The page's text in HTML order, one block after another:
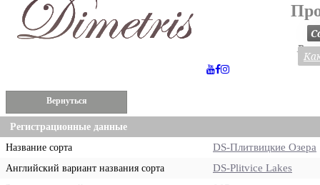
Вернуться
Регистрационные данные
Название сорта
DS-Плитвицкие Озера
Английский вариант названия сорта DS-Plitvice Lakes